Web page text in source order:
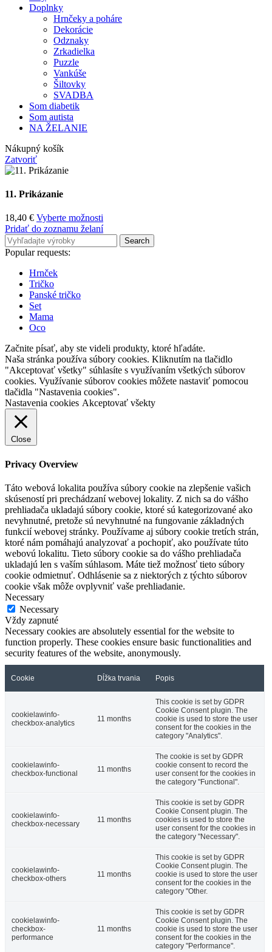
Doplnky
Hrnčeky a poháre
Dekorácie
Odznaky
Zrkadielka
Puzzle
Vankúše
Šiltovky
SVADBA
Som diabetik
Som autista
NA ŽELANIE
Nákupný košík
Zatvoriť
11. Prikázanie
18,40 € Vyberte možnosti
Pridať do zoznamu želaní
Search
Popular requests:
Hrnček
Tričko
Panské tričko
Set
Mama
Oco
Začnite písať, aby ste videli produkty, ktoré hľadáte.
Naša stránka používa súbory cookies. Kliknutím na tlačidlo
"Akceptovať všetky" súhlasíte s využívaním všetkých súborov
cookies. Využívanie súborov cookies môžete nastaviť pomocou
tlačidla "Nastavenia cookies".
Nastavenia cookies Akceptovať všekty
Close
Privacy Overview
Táto webová lokalita používa súbory cookie na zlepšenie vašich
skúseností pri prechádzaní webovej lokality. Z nich sa do vášho
prehliadača ukladajú súbory cookie, ktoré sú kategorizované ako
nevyhnutné, pretože sú nevyhnutné na fungovanie základných
funkcií webovej stránky. Používame aj súbory cookie tretích strán,
ktoré nám pomáhajú analyzovať a pochopiť, ako používate túto
webovú lokalitu. Tieto súbory cookie sa do vášho prehliadača
ukladajú len s vaším súhlasom. Máte tiež možnosť tieto súbory
cookie odmietnuť. Odhlásenie sa z niektorých z týchto súborov
cookie však môže ovplyvniť vaše prehliadanie.
Necessary
Necessary
Vždy zapnuté
Necessary cookies are absolutely essential for the website to
function properly. These cookies ensure basic functionalities and
security features of the website, anonymously.
Cookie Dĺžka trvania Popis
cookielawinfo-
checkbox-analytics
11 months
This cookie is set by GDPR
Cookie Consent plugin. The
cookie is used to store the user
consent for the cookies in the
category "Analytics".
cookielawinfo-
checkbox-functional
11 months
The cookie is set by GDPR
cookie consent to record the
user consent for the cookies in
the category "Functional".
cookielawinfo-
checkbox-necessary
11 months
This cookie is set by GDPR
Cookie Consent plugin. The
cookies is used to store the
user consent for the cookies in
the category "Necessary".
cookielawinfo-
checkbox-others
11 months
This cookie is set by GDPR
Cookie Consent plugin. The
cookie is used to store the user
consent for the cookies in the
category "Other.
cookielawinfo-
checkbox-
performance
11 months
This cookie is set by GDPR
Cookie Consent plugin. The
cookie is used to store the user
consent for the cookies in the
category "Performance".